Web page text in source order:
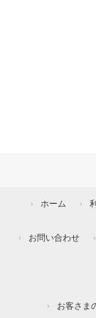
ホーム
お問い合わせ
お客さま